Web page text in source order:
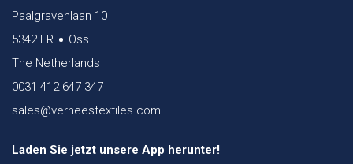
Paalgravenlaan 10
5342 LR
Oss
The Netherlands
0031 412 647 347
sales@verheestextiles.com
Laden Sie jetzt unsere App herunter!